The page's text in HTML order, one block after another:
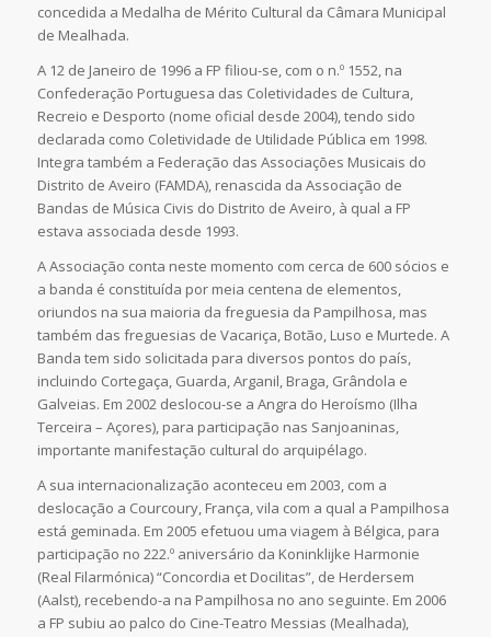
concedida a Medalha de Mérito Cultural da Câmara Municipal
de Mealhada.
A 12 de Janeiro de 1996 a FP filiou-se, com o n.º 1552, na
Confederação Portuguesa das Coletividades de Cultura,
Recreio e Desporto (nome oficial desde 2004), tendo sido
declarada como Coletividade de Utilidade Pública em 1998.
Integra também a Federação das Associações Musicais do
Distrito de Aveiro (FAMDA), renascida da Associação de
Bandas de Música Civis do Distrito de Aveiro, à qual a FP
estava associada desde 1993.
A Associação conta neste momento com cerca de 600 sócios e
a banda é constituída por meia centena de elementos,
oriundos na sua maioria da freguesia da Pampilhosa, mas
também das freguesias de Vacariça, Botão, Luso e Murtede. A
Banda tem sido solicitada para diversos pontos do país,
incluindo Cortegaça, Guarda, Arganil, Braga, Grândola e
Galveias. Em 2002 deslocou-se a Angra do Heroísmo (Ilha
Terceira – Açores), para participação nas Sanjoaninas,
importante manifestação cultural do arquipélago.
A sua internacionalização aconteceu em 2003, com a
deslocação a Courcoury, França, vila com a qual a Pampilhosa
está geminada. Em 2005 efetuou uma viagem à Bélgica, para
participação no 222.º aniversário da Koninklijke Harmonie
(Real Filarmónica) “Concordia et Docilitas”, de Herdersem
(Aalst), recebendo-a na Pampilhosa no ano seguinte. Em 2006
a FP subiu ao palco do Cine-Teatro Messias (Mealhada),